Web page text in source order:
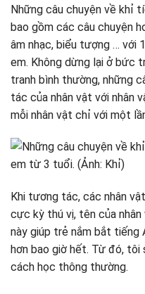
Những câu chuyện về khỉ
bao gồm các câu chuyện
âm nhạc, biểu tượng … với
em. Không dừng lại ở bức
tranh bình thường, những
tác của nhân vật với nhân
mỗi nhân vật chỉ với một
Khi tương tác, các nhân
cực kỳ thú vị, tên của
này giúp trẻ nắm bắt tiếng
hơn bao giờ hết. Từ đó,
cách học thông thường.